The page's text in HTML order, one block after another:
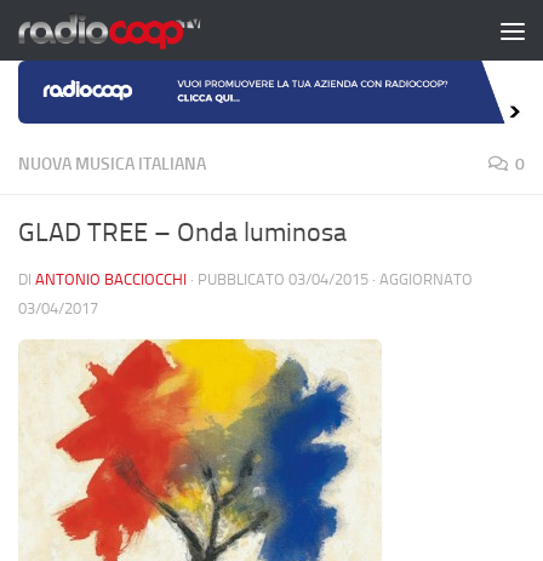
Salta al contenuto
NUOVA MUSICA ITALIANA 0
GLAD TREE – Onda luminosa
DI ANTONIO BACCIOCCHI · PUBBLICATO 03/04/2015 · AGGIORNATO
03/04/2017